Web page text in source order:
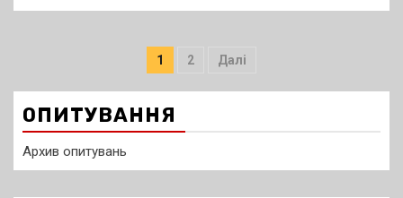
Пагінація
записів
1 2 Далі
ОПИТУВАННЯ
Архив опитувань